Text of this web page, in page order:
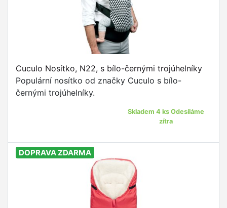
Cuculo Nosítko, N22, s bílo-černými trojúhelníky
Populární nosítko od značky Cuculo s bílo-
černými trojúhelníky.
Skladem 4 ks Odesíláme
zítra
DOPRAVA ZDARMA